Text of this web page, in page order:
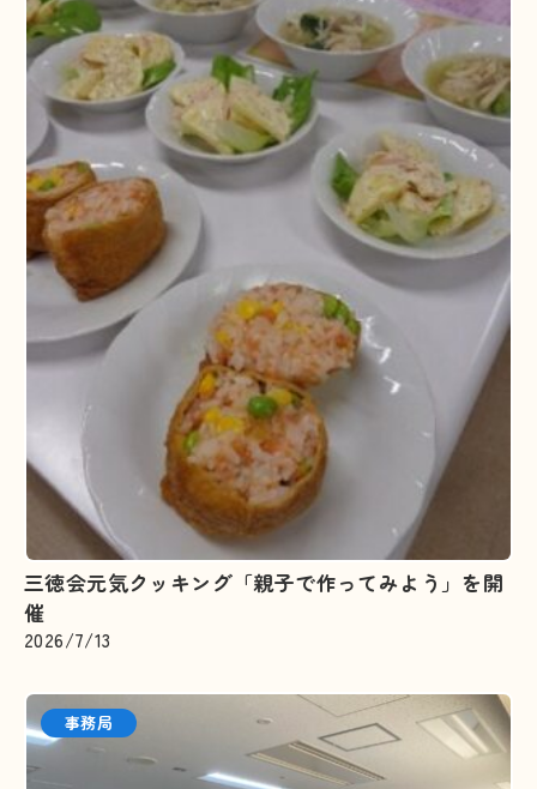
三徳会元気クッキング「親子で作ってみよう」を開
催
2026/7/13
事務局